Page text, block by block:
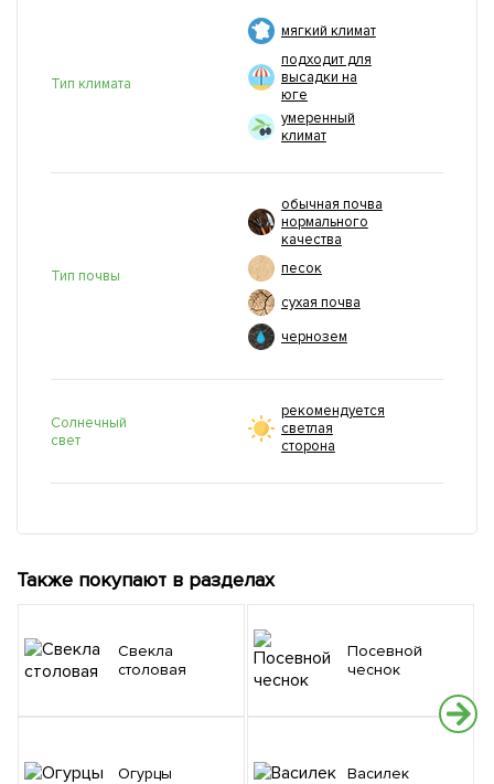
Тип климата
мягкий климат
подходит для
высадки на
юге
умеренный
климат
Тип почвы
обычная почва
нормального
качества
песок
сухая почва
чернозем
Солнечный
свет
рекомендуется
светлая
сторона
Также покупают в разделах
Свекла
столовая
Огурцы
Посевной
чеснок
Василек